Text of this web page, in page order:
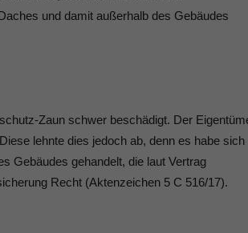
und damit außerhalb des Gebäudes
Zaun schwer beschädigt. Der
lehnte dies jedoch ab, denn es habe sich
Gebäudes gehandelt, die laut Vertrag
Recht (Aktenzeichen 5 C 516/17).